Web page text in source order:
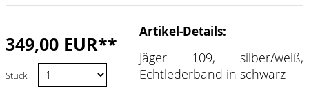
349,00 EUR**
Stück:
Artikel-Details:
Jäger 109, silber/weiß,
Echtlederband in schwarz